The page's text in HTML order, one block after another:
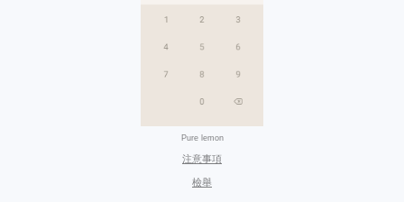
Pure lemon
注意事項
檢舉